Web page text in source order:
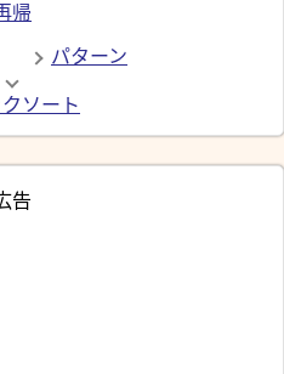
帰
パターン
ソート
告